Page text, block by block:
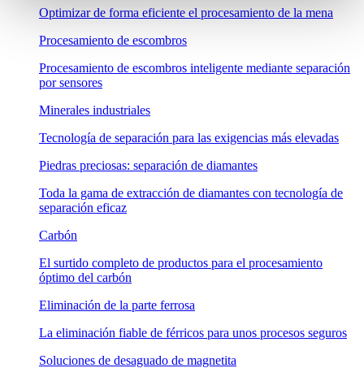
Optimizar de forma eficiente el procesamiento de la mena
Procesamiento de escombros
Procesamiento de escombros inteligente mediante separación
por sensores
Minerales industriales
Tecnología de separación para las exigencias más elevadas
Piedras preciosas: separación de diamantes
Toda la gama de extracción de diamantes con tecnología de
separación eficaz
Carbón
El surtido completo de productos para el procesamiento
óptimo del carbón
Eliminación de la parte ferrosa
La eliminación fiable de férricos para unos procesos seguros
Soluciones de desaguado de magnetita